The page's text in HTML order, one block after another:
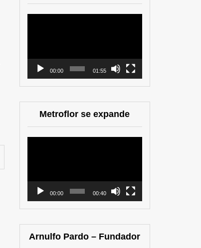
00:00 01:55
Metroflor se expande
00:00 00:40
Arnulfo Pardo – Fundador